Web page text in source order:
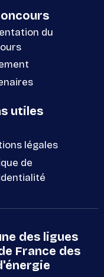
du
utiles
légales
de
des ligues
France des